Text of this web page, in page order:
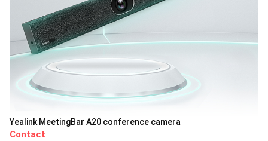
Yealink MeetingBar A20 conference camera
Contact